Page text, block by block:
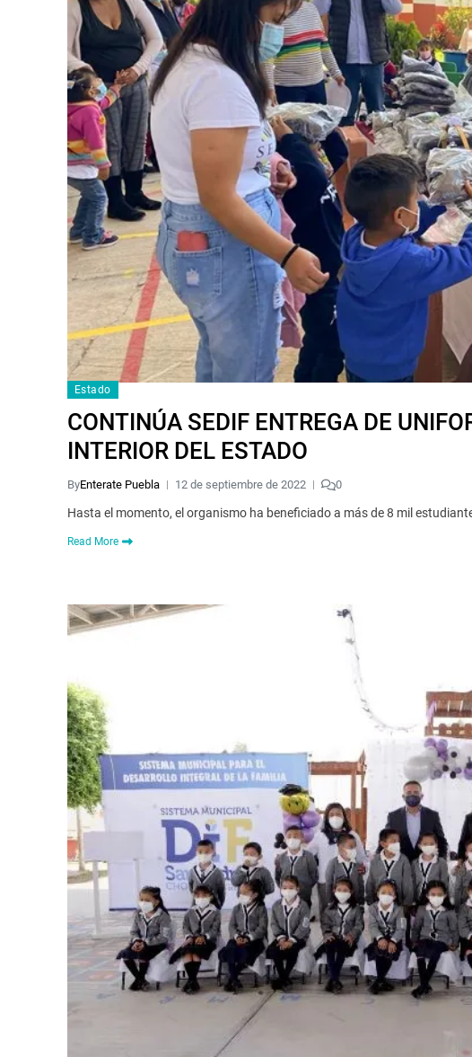
Estado
CONTINÚA SEDIF ENTREGA DE
INTERIOR DEL ESTADO
ByEnterate Puebla 12 de septiembre de 2022 0
Hasta el momento, el organismo ha beneficiado a más de 8 mil
Read More